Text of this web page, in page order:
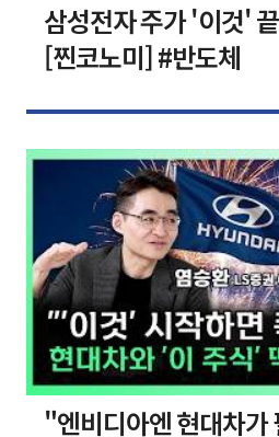
삼성전자 주가 '이것'
[찐코노미] #반도체
"엔비디아엔 현대차